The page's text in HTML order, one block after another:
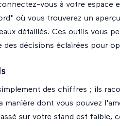
vous à votre espace
où vous trouverez un
détaillés. Ces outils vous
des décisions éclairées pour
des chiffres ; ils
manière dont vous pouvez
sur votre stand est faible,